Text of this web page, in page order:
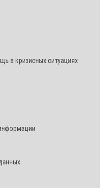
в кризисных ситуациях